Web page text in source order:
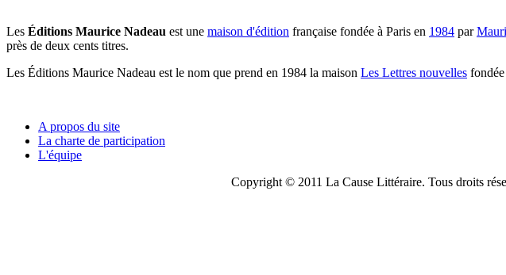
Les Éditions Maurice Nadeau est une maison d'édition française fondée à Paris en 1984 par
près de deux cents titres.
Les Éditions Maurice Nadeau est le nom que prend en 1984 la maison Les Lettres nouvelles
A propos du site
La charte de participation
L'équipe
Copyright © 2011 La Cause Littéraire. Tous droits